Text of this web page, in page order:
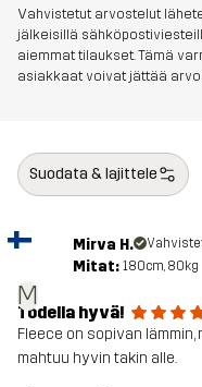
Kestävyys
Aktiviteetteihin
Tuotenumero
Vahvistetut arvostelut
jälkeisillä
aiemmat tilaukset. Tämä
asiakkaat voivat jättää
Suodata & lajittele
M
Mirva H.
Mitat: 180cm, 80kg
Todella hyvä!
Fleece on sopivan
mahtuu hyvin takin alle.